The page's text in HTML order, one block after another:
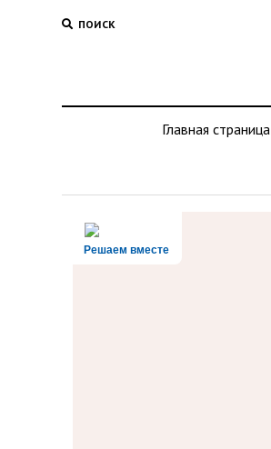
ПОИСК
Главная страница
Решаем вместе